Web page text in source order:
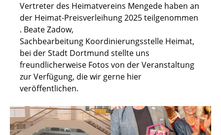
Vertreter des Heimatvereins Mengede haben an
der Heimat-Preisverleihung 2025 teilgenommen
. Beate Zadow,
Sachbearbeitung Koordinierungsstelle Heimat,
bei der Stadt Dortmund stellte uns
freundlicherweise Fotos von der Veranstaltung
zur Verfügung, die wir gerne hier
veröffentlichen.